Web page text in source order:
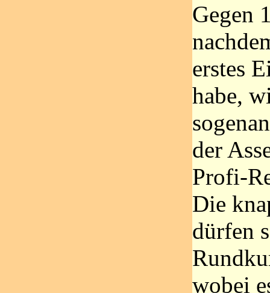
Gegen
erstes
habe,
der
Profi-
Die
dürfen
wobei